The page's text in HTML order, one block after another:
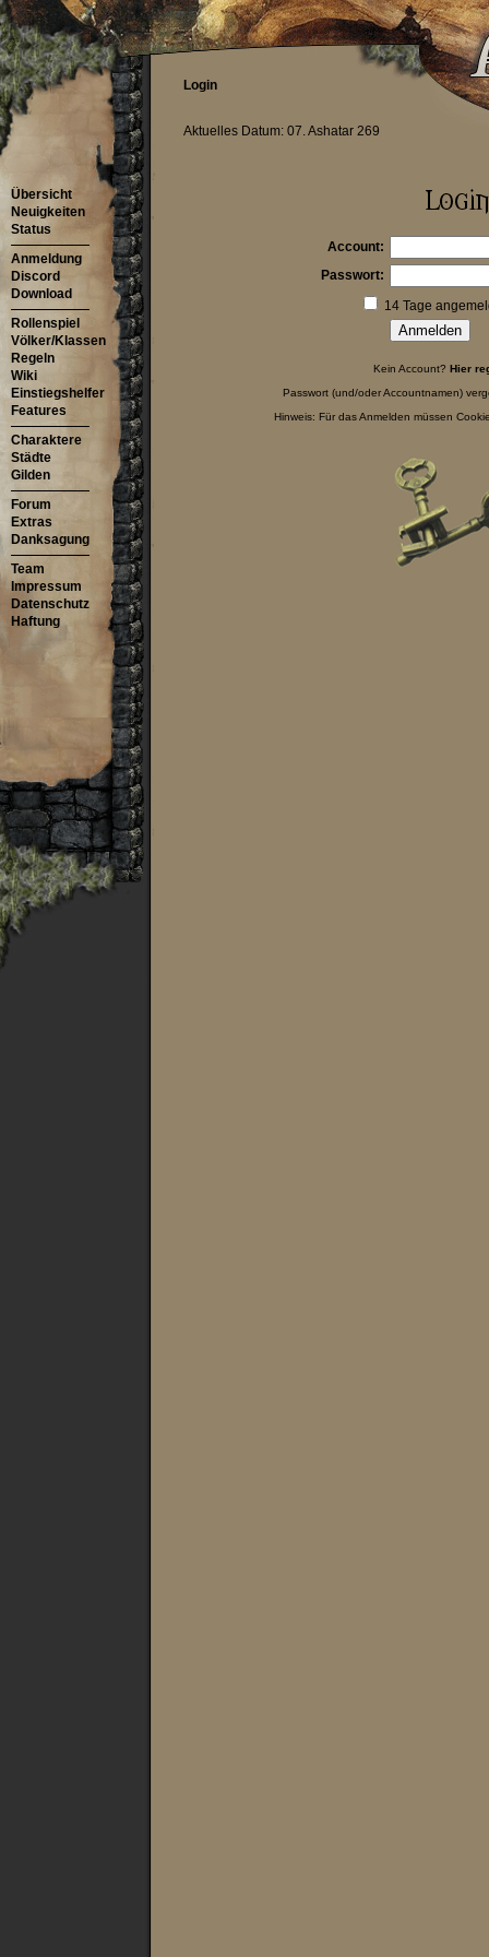
Login
Aktuelles Datum: 07. Ashatar 269
Übersicht
Neuigkeiten
Status
Anmeldung
Discord
Download
Rollenspiel
Völker/Klassen
Regeln
Wiki
Einstiegshelfer
Features
Charaktere
Städte
Gilden
Forum
Extras
Danksagung
Team
Impressum
Datenschutz
Haftung
Account:
Passwort:
14 Tage
Kein Account? Hier
Passwort (und/oder Accountnamen)
Hinweis: Für das Anmelden müssen